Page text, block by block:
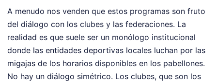
A menudo nos venden que estos programas son fruto
del diálogo con los clubes y las federaciones. La
realidad es que suele ser un monólogo institucional
donde las entidades deportivas locales luchan por las
migajas de los horarios disponibles en los pabellones.
No hay un diálogo simétrico. Los clubes, que son los